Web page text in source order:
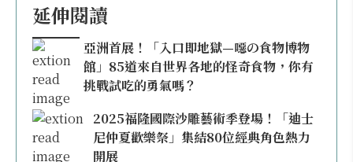
延伸閱讀
亞洲首展！「入口即地獄—噁の食物博物
館」85道來自世界各地的怪奇食物，你有
挑戰試吃的勇氣嗎？
2025福隆國際沙雕藝術季登場！「迪士
尼仲夏歡樂祭」集結80位經典角色熱力
開展